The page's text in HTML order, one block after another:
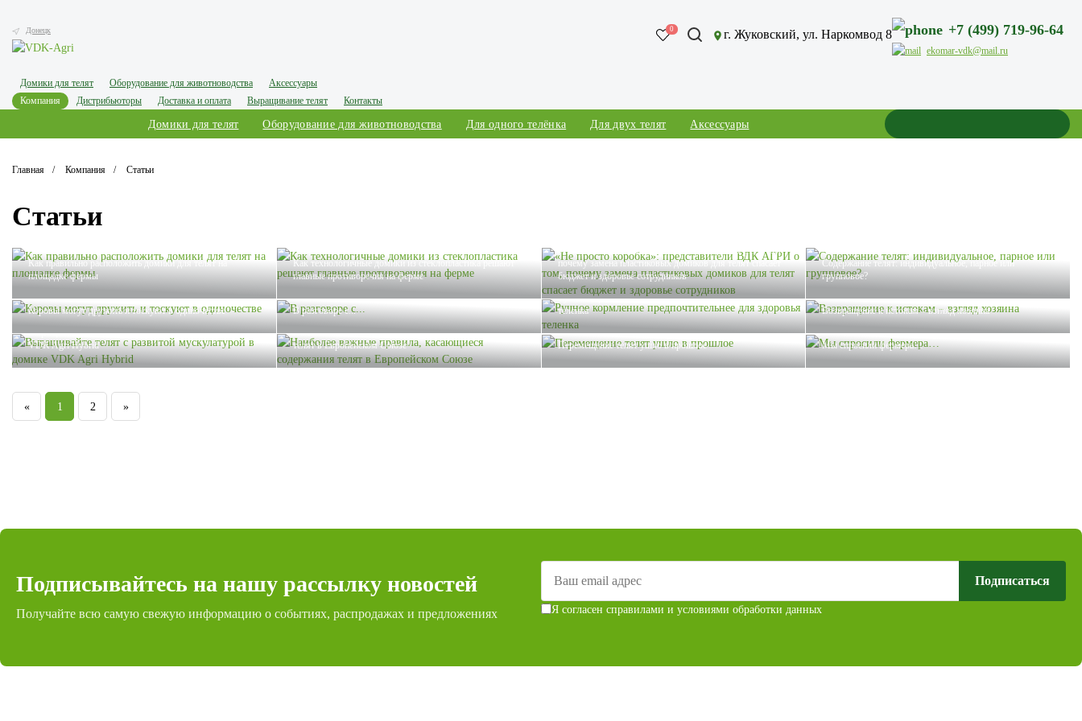
Донецк 0 г. Жуковский, ул. Наркомвод 8 +7 (499) 719-96-64
ekomar-vdk@mail.ru
Домики для телят Оборудование для животноводства
Аксессуары
Компания
Дистрибьюторы Доставка и оплата Выращивание телят Контакты
Домики для телят Оборудование для животноводства Для одного телёнка Для двух телят Аксессуары
Главная Компания Статьи
Статьи
Как правильно расположить домики для телят на
площадке фермы
Как технологичные домики из стеклопластика решают
главные противоречия на ферме
«Не просто коробка»: представители ВДК АГРИ о том,
почему замена пластиковых домиков для телят спасает
бюджет и здоровье сотрудников
Содержание телят: индивидуальное, парное или
групповое?
Коровы могут дружить и тоскуют в одиночестве В разговоре с...
Ручное кормление предпочтительнее для здоровья
теленка
Возвращение к истокам – взгляд хозяина
Выращивайте телят с развитой мускулатурой в домике
VDK Agri Hybrid
Наиболее важные правила, касающиеся содержания
телят в Европейском Союзе
Перемещение телят ушло в прошлое Мы спросили фермера…
« 1 2 »
Подписывайтесь на нашу рассылку новостей
Получайте всю самую свежую информацию о событиях, распродажах и предложениях
Подписаться
Я согласен справилами и условиями обработки данных